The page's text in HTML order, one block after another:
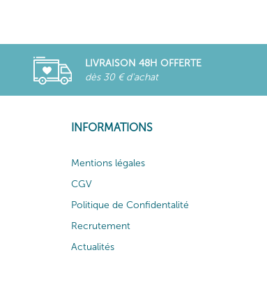
LIVRAISON 48H OFFERTE
dès 30 € d'achat
INFORMATIONS
Mentions légales
CGV
Politique de Confidentalité
Recrutement
Actualités